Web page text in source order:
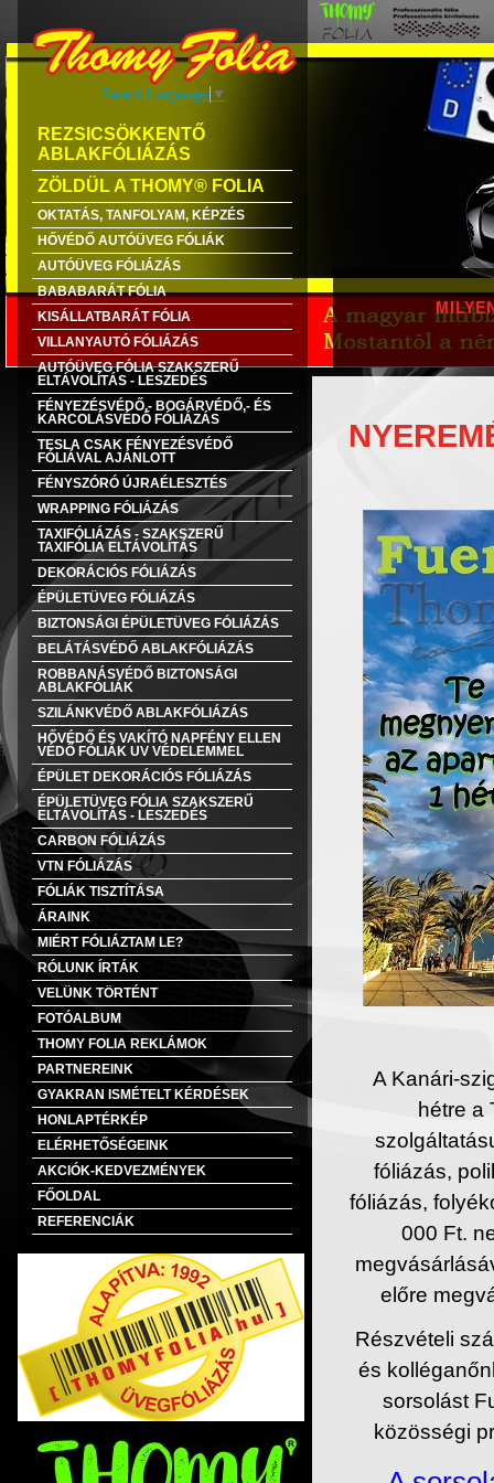
Select Language ▼
REZSICSÖKKENTŐ
ABLAKFÓLIÁZÁS
ZÖLDÜL A THOMY® FOLIA
OKTATÁS, TANFOLYAM, KÉPZÉS
HŐVÉDŐ AUTÓÜVEG FÓLIÁK
AUTÓÜVEG FÓLIÁZÁS
BABABARÁT FÓLIA
KISÁLLATBARÁT FÓLIA
VILLANYAUTÓ FÓLIÁZÁS
AUTÓÜVEG FÓLIA SZAKSZERŰ
ELTÁVOLÍTÁS - LESZEDÉS
FÉNYEZÉSVÉDŐ,- BOGÁRVÉDŐ,- ÉS
KARCOLÁSVÉDŐ FÓLIÁZÁS
TESLA CSAK FÉNYEZÉSVÉDŐ
FÓLIÁVAL AJÁNLOTT
FÉNYSZÓRÓ ÚJRAÉLESZTÉS
WRAPPING FÓLIÁZÁS
TAXIFÓLIÁZÁS - SZAKSZERŰ
TAXIFÓLIA ELTÁVOLÍTÁS
DEKORÁCIÓS FÓLIÁZÁS
ÉPÜLETÜVEG FÓLIÁZÁS
BIZTONSÁGI ÉPÜLETÜVEG FÓLIÁZÁS
BELÁTÁSVÉDŐ ABLAKFÓLIÁZÁS
ROBBANÁSVÉDŐ BIZTONSÁGI
ABLAKFÓLIÁK
SZILÁNKVÉDŐ ABLAKFÓLIÁZÁS
HŐVÉDŐ ÉS VAKÍTÓ NAPFÉNY ELLEN
VÉDŐ FÓLIÁK UV VÉDELEMMEL
ÉPÜLET DEKORÁCIÓS FÓLIÁZÁS
ÉPÜLETÜVEG FÓLIA SZAKSZERŰ
ELTÁVOLÍTÁS - LESZEDÉS
CARBON FÓLIÁZÁS
VTN FÓLIÁZÁS
FÓLIÁK TISZTÍTÁSA
ÁRAINK
MIÉRT FÓLIÁZTAM LE?
RÓLUNK ÍRTÁK
VELÜNK TÖRTÉNT
FOTÓALBUM
THOMY FOLIA REKLÁMOK
PARTNEREINK
GYAKRAN ISMÉTELT KÉRDÉSEK
HONLAPTÉRKÉP
ELÉRHETŐSÉGEINK
AKCIÓK-KEDVEZMÉNYEK
FŐOLDAL
REFERENCIÁK
A Kanári-
hétre a
fóliázás,
fóliázás,
000 Ft.
előre
Részvételi
és
sorsolást
közösségi